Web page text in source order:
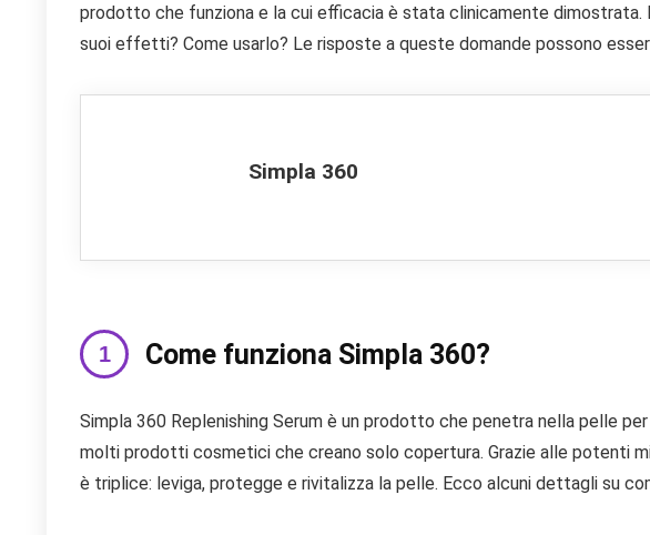
prodotto che funziona e la cui efficacia è stata clinicamente dimostrata.
suoi effetti? Come usarlo? Le risposte a queste domande possono
Simpla 360
Come funziona Simpla 360?
Simpla 360 Replenishing Serum è un prodotto che penetra nella pelle
molti prodotti cosmetici che creano solo copertura. Grazie alle potenti
è triplice: leviga, protegge e rivitalizza la pelle. Ecco alcuni dettagli su